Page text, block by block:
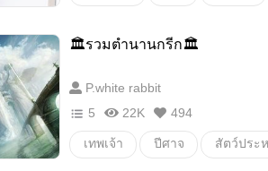
🏛รวมตำนานกรีก🏛
P.white rabbit
5
22K 494
เทพเจ้า ปีศาจ สัตว์ประ